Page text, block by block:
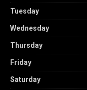
Tuesday
Wednesday
Thursday
Friday
Saturday